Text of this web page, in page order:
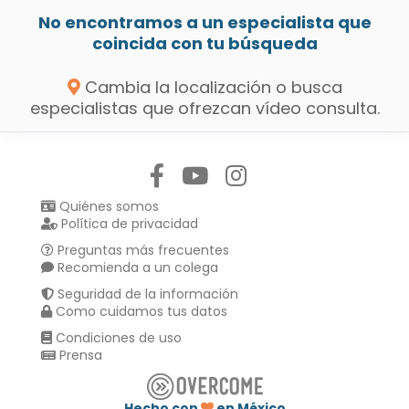
No encontramos a un especialista que
coincida con tu búsqueda
Cambia la localización o busca
especialistas que ofrezcan vídeo consulta.
Quiénes somos
Política de privacidad
Preguntas más frecuentes
Recomienda a un colega
Seguridad de la información
Como cuidamos tus datos
Condiciones de uso
Prensa